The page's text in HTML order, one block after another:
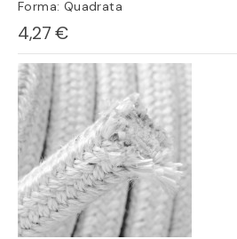
Forma: Quadrata
4,27 €